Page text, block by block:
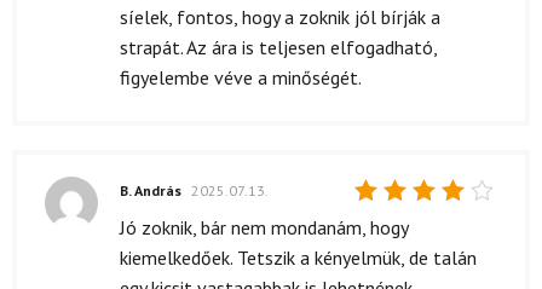
síelek, fontos, hogy a zoknik jól bírják a
strapát. Az ára is teljesen elfogadható,
figyelembe véve a minőségét.
Értékelés:
4
/ 5
B. András 2025.07.13.
Jó zoknik, bár nem mondanám, hogy
kiemelkedőek. Tetszik a kényelmük, de talán